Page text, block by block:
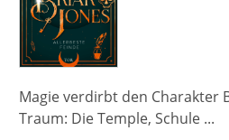
Magie verdirbt den Charakter
Traum: Die Temple, Schule ...